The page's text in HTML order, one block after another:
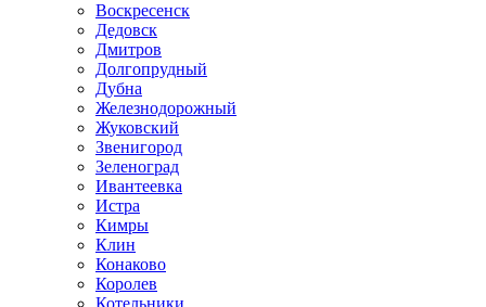
Воскресенск
Дедовск
Дмитров
Долгопрудный
Дубна
Железнодорожный
Жуковский
Звенигород
Зеленоград
Ивантеевка
Истра
Кимры
Клин
Конаково
Королев
Котельники